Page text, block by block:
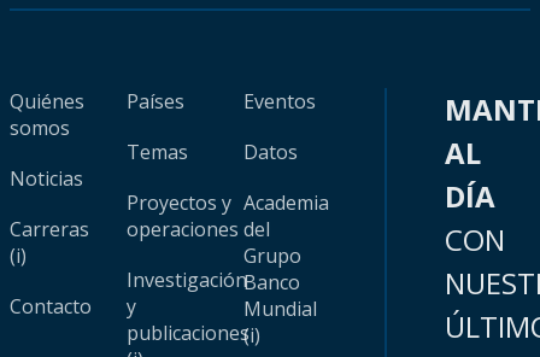
Quiénes
somos
Noticias
Carreras
(i)
Contacto
Países
Temas
Proyectos y
operaciones
Investigación
y
publicaciones
Eventos
Datos
Academia
del
Grupo
Banco
Mundial
(i)
AL
DÍA
CON